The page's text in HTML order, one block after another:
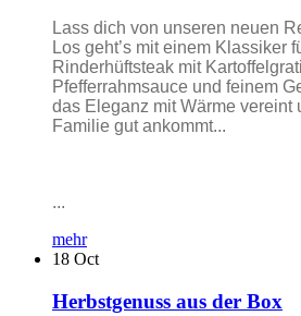
Lass dich von unseren neuen
Los geht’s mit einem Klassiker
Rinderhüftsteak mit
Pfefferrahmsauce und feinem
das Eleganz mit Wärme vereint
Familie gut ankommt...
...
mehr
18 Oct
Herbstgenuss aus der Box